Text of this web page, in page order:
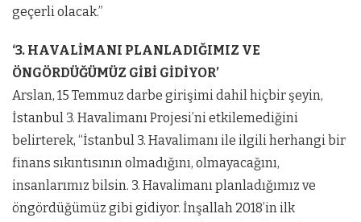
geçerli olacak.”
‘3. HAVALİMANI PLANLADIĞIMIZ VE
ÖNGÖRDÜĞÜMÜZ GİBİ GİDİYOR’
Arslan, 15 Temmuz darbe girişimi dahil hiçbir şeyin,
İstanbul 3. Havalimanı Projesi’ni etkilemediğini
belirterek, “İstanbul 3. Havalimanı ile ilgili herhangi bir
finans sıkıntısının olmadığını, olmayacağını,
insanlarımız bilsin. 3. Havalimanı planladığımız ve
öngördüğümüz gibi gidiyor. İnşallah 2018’in ilk